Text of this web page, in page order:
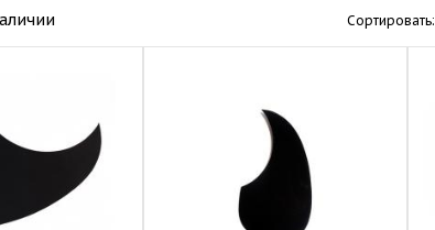
Сортировать: